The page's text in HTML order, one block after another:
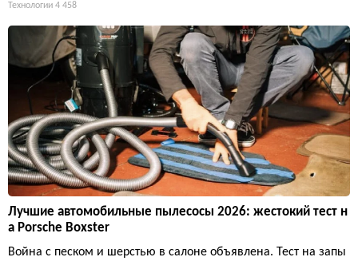
Технологии 4 458
Лучшие автомобильные пылесосы 2026: жестокий тест н
а Porsche Boxster
Война с песком и шерстью в салоне объявлена. Тест на запы